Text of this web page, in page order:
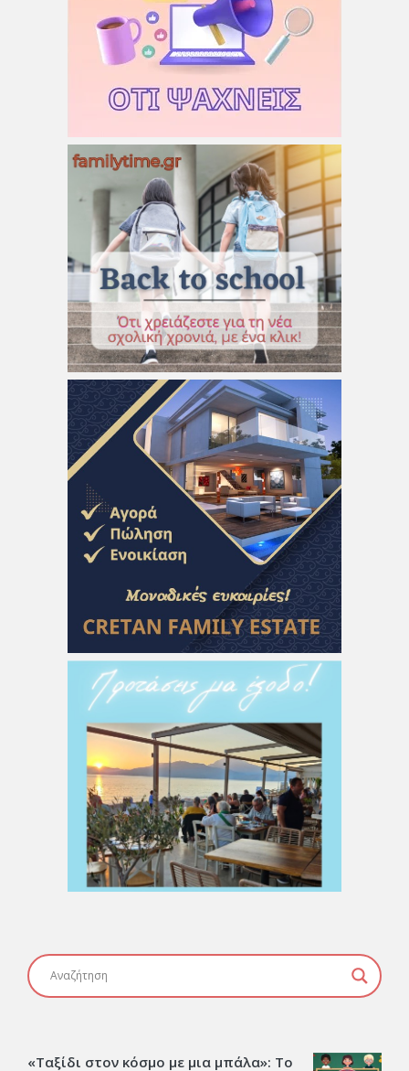
«Ταξίδι στον κόσμο με μια μπάλα»: Το